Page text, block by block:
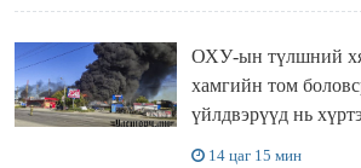
ОХУ-ын түлшний
хамгийн том
үйлдвэрүүд нь
14 цаг 15 мин